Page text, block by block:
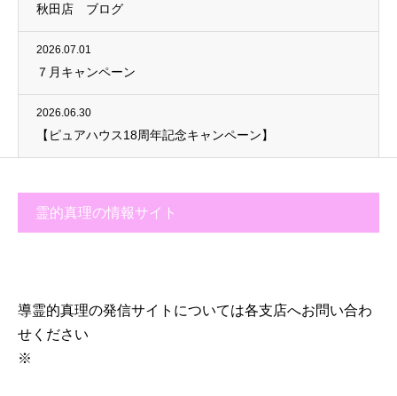
秋田店 ブログ
2026.07.01
７月キャンペーン
2026.06.30
【ピュアハウス18周年記念キャンペーン】
霊的真理の情報サイト
導霊的真理の発信サイトについては各支店へお問い合わ
せください
※